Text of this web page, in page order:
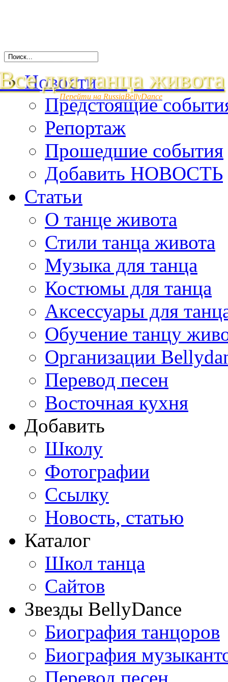
для танца живота
Перейти на RussiaBellyDance
Новости
Предстоящие
Репортаж
Прошедшие события
Добавить НОВОСТЬ
Статьи
О танце живота
Стили танца живота
Музыка для танца
Костюмы для танца
Аксессуары для
Обучение танцу
Организации
Перевод песен
Восточная кухня
Добавить
Школу
Фотографии
Ссылку
Новость, статью
Каталог
Школ танца
Сайтов
Звезды BellyDance
Биография танцоров
Биография